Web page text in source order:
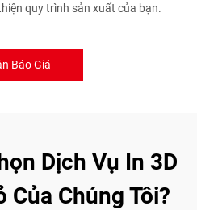
quy trình sản xuất của bạn.
Báo Giá
Dịch Vụ In 3D
Của Chúng Tôi?